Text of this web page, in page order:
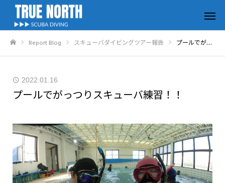
Report Blog スキューバダイビングツアー報告 プールでがっつりスキューバ練習！！
2022.01.16
プールでがっつりスキューバ練習！！